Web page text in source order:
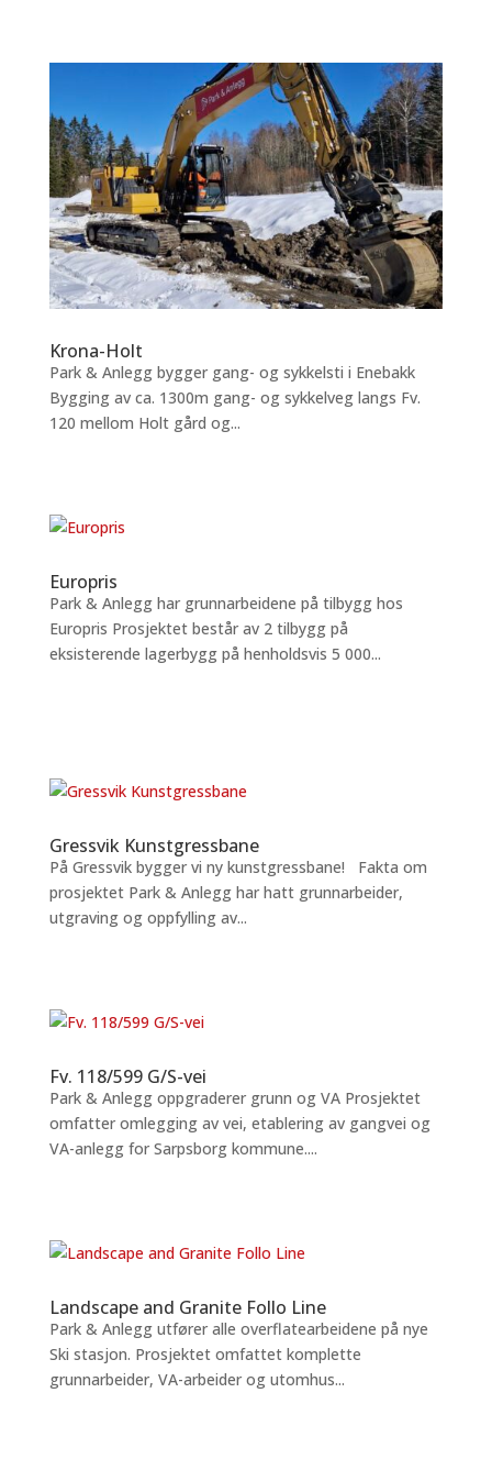
Krona-Holt
Park & Anlegg bygger gang- og sykkelsti i Enebakk
Bygging av ca. 1300m gang- og sykkelveg langs Fv.
120 mellom Holt gård og...
Europris
Park & Anlegg har grunnarbeidene på tilbygg hos
Europris Prosjektet består av 2 tilbygg på
eksisterende lagerbygg på henholdsvis 5 000...
Gressvik Kunstgressbane
På Gressvik bygger vi ny kunstgressbane! Fakta om
prosjektet Park & Anlegg har hatt grunnarbeider,
utgraving og oppfylling av...
Fv. 118/599 G/S-vei
Park & Anlegg oppgraderer grunn og VA Prosjektet
omfatter omlegging av vei, etablering av gangvei og
VA-anlegg for Sarpsborg kommune....
Landscape and Granite Follo Line
Park & Anlegg utfører alle overflatearbeidene på nye
Ski stasjon. Prosjektet omfattet komplette
grunnarbeider, VA-arbeider og utomhus...